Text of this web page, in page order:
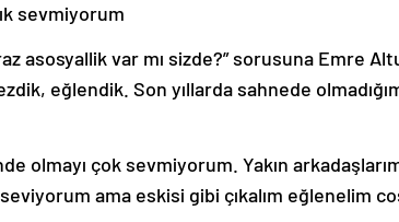
sevmiyorum
asosyallik var mı sizde?” sorusuna Emre
eğlendik. Son yıllarda sahnede
olmayı çok sevmiyorum. Yakın
ama eskisi gibi çıkalım eğlenelim